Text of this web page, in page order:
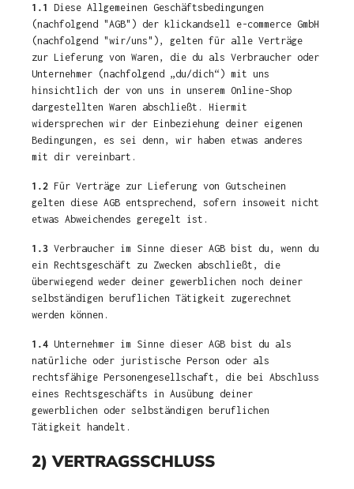
1.1 Diese Allgemeinen Geschäftsbedingungen
(nachfolgend "AGB") der klickandsell e-commerce GmbH
(nachfolgend "wir/uns"), gelten für alle Verträge
zur Lieferung von Waren, die du als Verbraucher oder
Unternehmer (nachfolgend „du/dich“) mit uns
hinsichtlich der von uns in unserem Online-Shop
dargestellten Waren abschließt. Hiermit
widersprechen wir der Einbeziehung deiner eigenen
Bedingungen, es sei denn, wir haben etwas anderes
mit dir vereinbart.
1.2 Für Verträge zur Lieferung von Gutscheinen
gelten diese AGB entsprechend, sofern insoweit nicht
etwas Abweichendes geregelt ist.
1.3 Verbraucher im Sinne dieser AGB bist du, wenn du
ein Rechtsgeschäft zu Zwecken abschließt, die
überwiegend weder deiner gewerblichen noch deiner
selbständigen beruflichen Tätigkeit zugerechnet
werden können.
1.4 Unternehmer im Sinne dieser AGB bist du als
natürliche oder juristische Person oder als
rechtsfähige Personengesellschaft, die bei Abschluss
eines Rechtsgeschäfts in Ausübung deiner
gewerblichen oder selbständigen beruflichen
Tätigkeit handelt.
2) VERTRAGSSCHLUSS